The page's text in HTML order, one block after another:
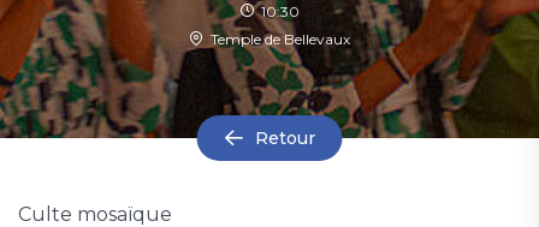
10:30
Temple de Bellevaux
Retour
Culte mosaïque